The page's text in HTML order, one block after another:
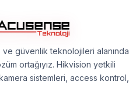
güvenlik teknolojileri alanında
ortağıyız. Hikvision yetkili
sistemleri, access kontrol,